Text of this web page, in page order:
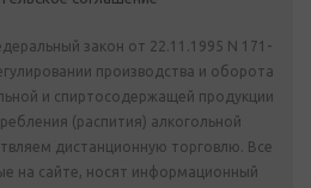
закон от 22.11.1995 N 171-
производства и оборота
и спиртосодержащей продукции
(распития) алкогольной
дистанционную торговлю. Все
на сайте, носят информационный